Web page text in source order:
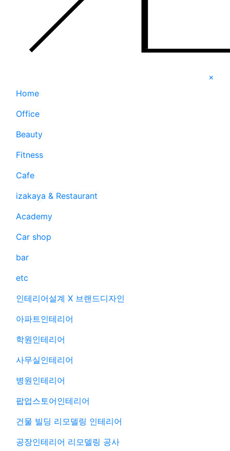
×
Home
Office
Beauty
Fitness
Cafe
izakaya & Restaurant
Academy
Car shop
bar
etc
인테리어설계 X 브랜드디자인
아파트인테리어
학원인테리어
사무실인테리어
병원인테리어
팝업스토어인테리어
건물 빌딩 리모델링 인테리어
공장인테리어 리모델링 공사